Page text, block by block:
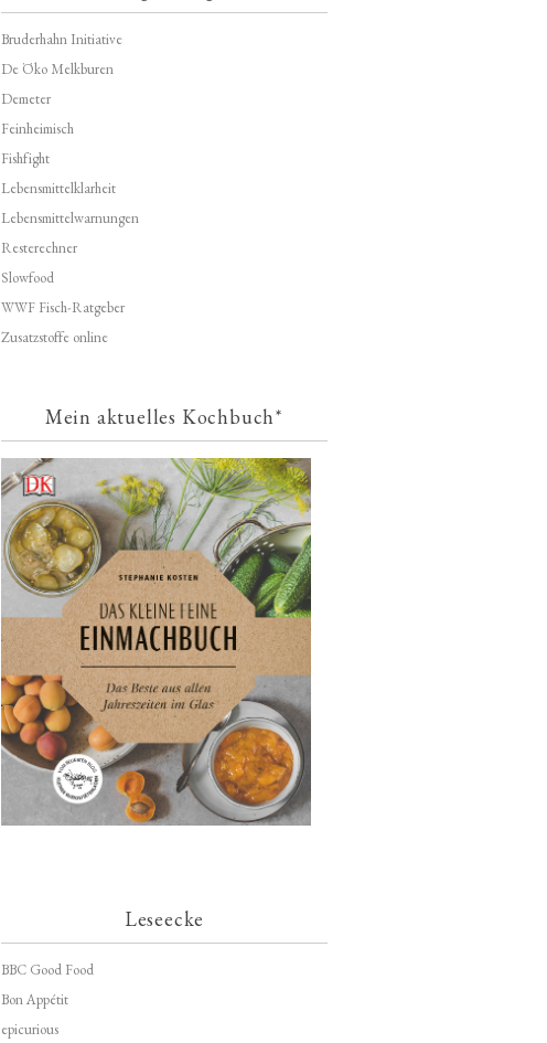
Bruderhahn Initiative
De Öko Melkburen
Demeter
Feinheimisch
Fishfight
Lebensmittelklarheit
Lebensmittelwarnungen
Resterechner
Slowfood
WWF Fisch-Ratgeber
Zusatzstoffe online
Mein aktuelles Kochbuch*
Leseecke
BBC Good Food
Bon Appétit
epicurious